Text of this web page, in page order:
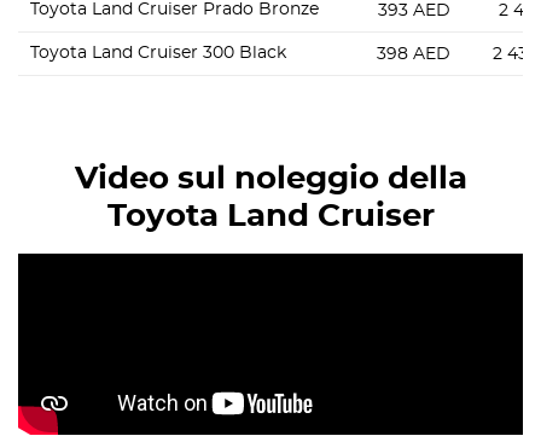
Toyota Land Cruiser Prado Bronze 393 AED 2 471
Toyota Land Cruiser 300 Black 398 AED 2 436
Video sul noleggio della
Toyota Land Cruiser